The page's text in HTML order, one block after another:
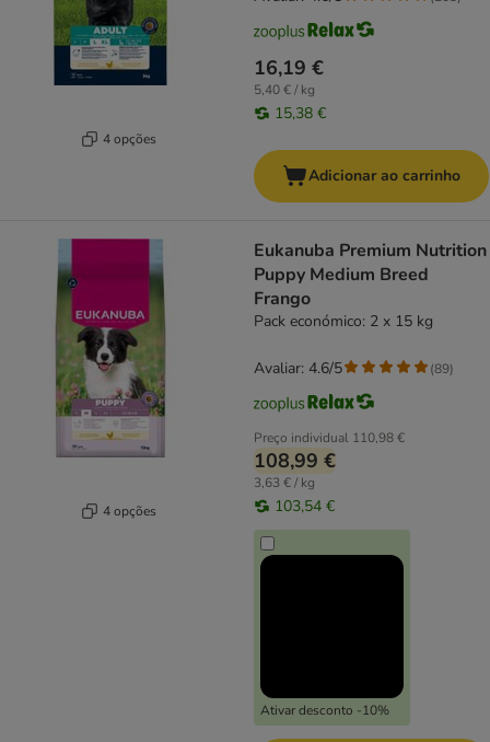
4 opções
16,19 €
5,40 € / kg
15,38 €
Adicionar ao carrinho
4 opções
Eukanuba Premium Nutrition
Puppy Medium Breed
Frango
Pack económico: 2 x 15 kg
Preço individual 110,98 €
108,99 €
3,63 € / kg
103,54 €
Ativar desconto -10%
Avaliar: 4.6/5 (89)